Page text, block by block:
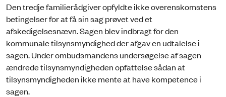
Den tredje familierådgiver opfyldte ikke overenskomstens
betingelser for at få sin sag prøvet ved et
afskedigelsesnævn. Sagen blev indbragt for den
kommunale tilsynsmyndighed der afgav en udtalelse i
sagen. Under ombudsmandens undersøgelse af sagen
ændrede tilsynsmyndigheden opfattelse sådan at
tilsynsmyndigheden ikke mente at have kompetence i
sagen.